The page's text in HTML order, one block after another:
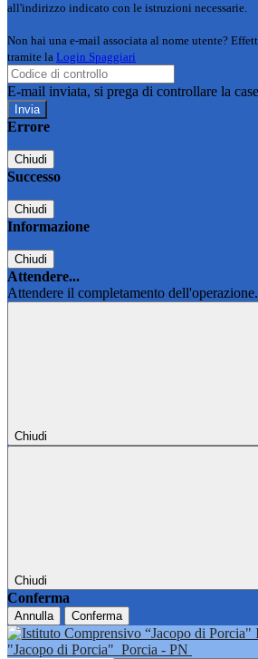
all'indirizzo indicato con le istruzioni necessarie.
Non hai una e-mail associata al nome utente?
tramite la Login Spaggiari
E-mail inviata, si prega di controllare la
Errore
Chiudi
Successo
Chiudi
Informazione
Chiudi
Attendere...
Attendere il completamento
Chiudi
Chiudi
Conferma
Annulla Conferma
"Jacopo di Porcia" Porcia - PN